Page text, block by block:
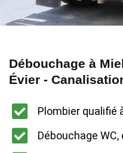
Débouchage à
Évier -
Plombier qualifié
Débouchage